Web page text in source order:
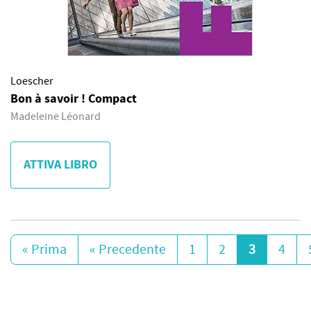
Loescher
Bon à savoir ! Compact
Madeleine Léonard
ATTIVA LIBRO
« Prima « Precedente 1 2 3 4